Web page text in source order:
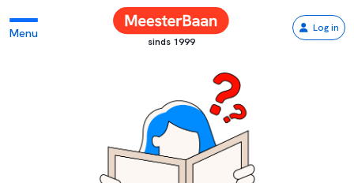
Menu
sinds 1999
Log in